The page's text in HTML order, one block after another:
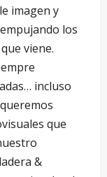
imagen y
los
viene.
incluso
que
&